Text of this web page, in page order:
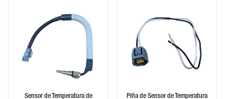
Sensor de Temperatura de
Piña de Sensor de Temperatura